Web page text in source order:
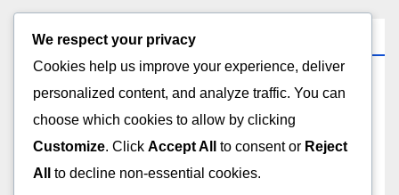
Recent Posts
Mesas De Jardín De Vidrio: Elegancia, Fácil
mantenimiento, Variedad de estilos
Bancos De Jardín Metálicos: Robustez, Bajo
mantenimiento, Diseño industrial
We respect your privacy
Cookies help us improve your experience, deliver
personalized content, and analyze traffic. You can
choose which cookies to allow by clicking
Customize. Click Accept All to consent or Reject
All
to decline non-essential cookies.